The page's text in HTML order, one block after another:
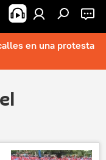
en una protesta